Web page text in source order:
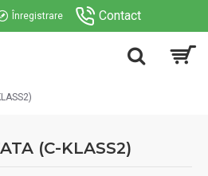
Înregistrare Contact
(C-KLASS2)